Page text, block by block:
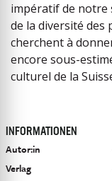
impératif de notre
de la diversité des
cherchent à
encore sous-
culturel de la
INFORMATIONEN
Autor:in
Verlag